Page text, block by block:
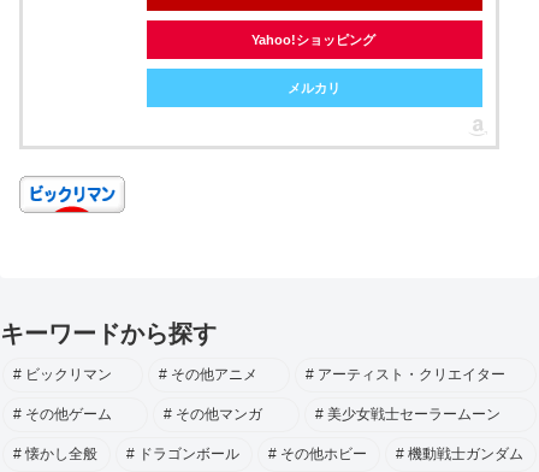
Yahoo!ショッピング
メルカリ
キーワードから探す
ビックリマン その他アニメ アーティスト・クリエイター
その他ゲーム その他マンガ 美少女戦士セーラームーン
懐かし全般 ドラゴンボール その他ホビー 機動戦士ガンダム